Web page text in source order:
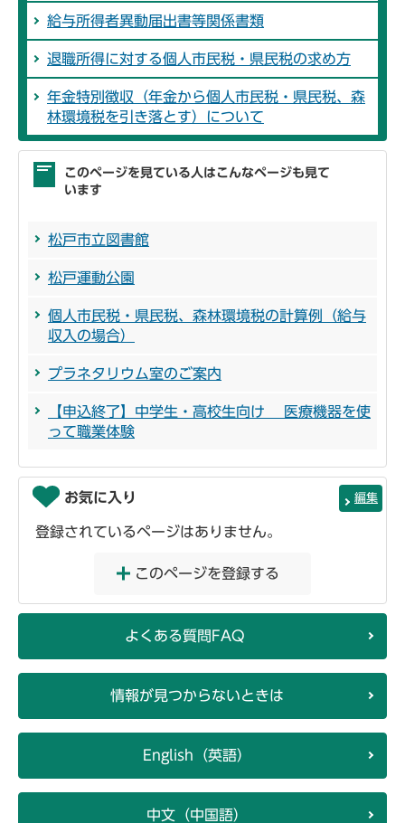
給与所得者異動届出書等関係書類
退職所得に対する個人市民税・県民税の求め方
年金特別徴収（年金から個人市民税・県民税、森
林環境税を引き落とす）について
このページを見ている人はこんなページも見て
います
松戸市立図書館
松戸運動公園
個人市民税・県民税、森林環境税の計算例（給与
収入の場合）
プラネタリウム室のご案内
【申込終了】中学生・高校生向け 医療機器を使
って職業体験
お気に入り 編集
登録されているページはありません。
このページを登録する
よくある質問FAQ
情報が見つからないときは
English（英語）
中文（中国語）